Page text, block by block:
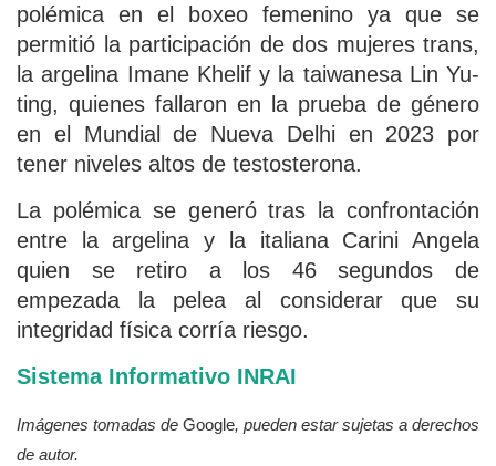
polémica en el boxeo femenino ya que se
permitió la participación de dos mujeres trans,
la argelina Imane Khelif y la taiwanesa Lin Yu-
ting, quienes fallaron en la prueba de género
en el Mundial de Nueva Delhi en 2023 por
tener niveles altos de testosterona.
La polémica se generó tras la confrontación
entre la argelina y la italiana Carini Angela
quien se retiro a los 46 segundos de
empezada la pelea al considerar que su
integridad física corría riesgo.
Sistema Informativo INRAI
Imágenes tomadas de Google, pueden estar sujetas a derechos
de autor.